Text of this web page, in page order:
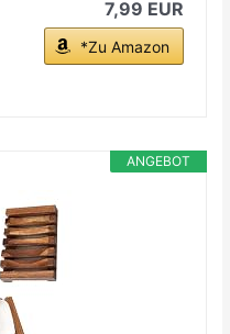
7,99 EUR
*Zu Amazon
ANGEBOT